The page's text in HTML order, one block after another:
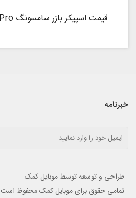
قیمت اسپیکر بازر سامسونگ J7 Pro
خبرنامه
- طراحی و توسعه توسط موبایل کمک
- تمامی حقوق برای موبایل کمک محفوظ است